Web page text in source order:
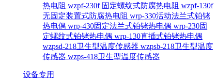
热电阻 wzpf-230f 固定螺纹式防腐热电阻 wzpf-130f
无固定装置式防腐热电阻 wrp-330活动法兰式铂铑
热电偶 wrp-430固定法兰式铂铑热电偶 wrp-230固
定螺纹式铂铑热电偶 wrp-130直插式铂铑热电偶
wzpsd-218卫生型温度传感器 wzpsb-218卫生型温度
传感器 wzps-418卫生型温度传感器
设备专用